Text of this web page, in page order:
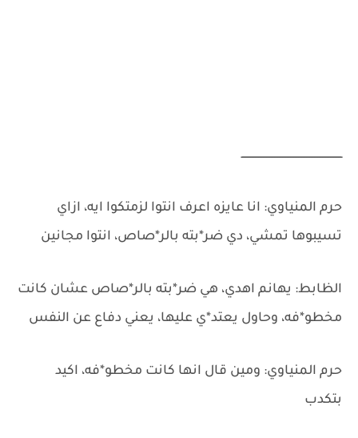
ـــــــــــــــــــــــــــــــــــــــــــــــــــــــــــــــ
حرم المنياوي: انا عايزه اعرف انتوا لزمتكوا ايه، ازاي
تسيبوها تمشي، دي ضر*بته بالر*صاص، انتوا مجانين
الظابط: يهانم اهدي، هي ضر*بته بالر*صاص عشان كانت
مخطو*فه، وحاول يعتد*ي عليها، يعني دفاع عن النفس
حرم المنياوي: ومين قال انها كانت مخطو*فه، اكيد
بتكدب